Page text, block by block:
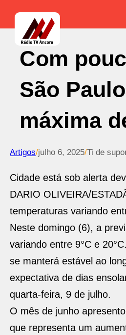
Com
São
máxima
Artigos/julho 6, 2025/Ti de
Cidade está sob alerta
DARIO OLIVEIRA/
temperaturas variando
Neste domingo (6), a
variando entre 9°C e
se manterá estável ao
expectativa de dias
quarta-feira, 9 de julho.
O mês de junho
que representa um